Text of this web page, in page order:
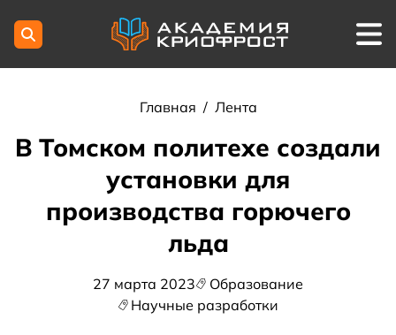
Главная / Лента
В Томском политехе создали
установки для
производства горючего
льда
27 марта 2023
Образование
Научные разработки